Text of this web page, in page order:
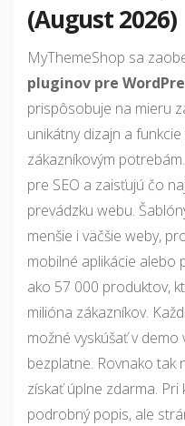
(August 2026)
MyThemeShop sa
pluginov pre
prispôsobuje na mieru
unikátny dizajn a
zákazníkovým
pre SEO a zaisťujú čo
prevádzku webu.
menšie i väčšie weby,
mobilné aplikácie alebo
ako 57 000 produktov,
milióna zákazníkov.
možné vyskúšať v
bezplatne. Rovnako tak
získať úplne zdarma.
podrobný popis, ale